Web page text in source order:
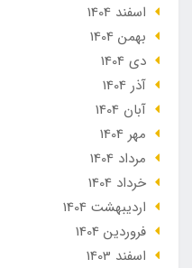
اسفند 1404
بهمن 1404
دی 1404
آذر 1404
آبان 1404
مهر 1404
مرداد 1404
خرداد 1404
ارديبهشت 1404
فروردین 1404
اسفند 1403